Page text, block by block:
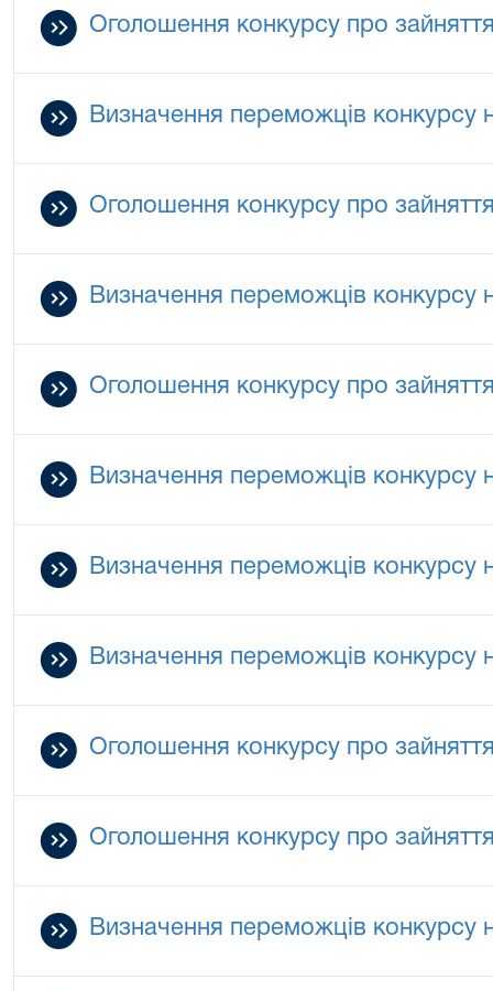
Оголошення конкурсу про
Визначення переможців конкурсу
Оголошення конкурсу про
Визначення переможців конкурсу
Оголошення конкурсу про
Визначення переможців конкурсу
Визначення переможців конкурсу
Визначення переможців конкурсу
Оголошення конкурсу про
Оголошення конкурсу про
Визначення переможців конкурсу